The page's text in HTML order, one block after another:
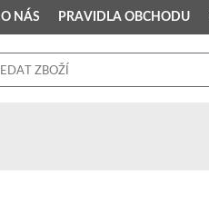
O NÁS PRAVIDLA OBCHODU
PRAVIDLA OBCHODU